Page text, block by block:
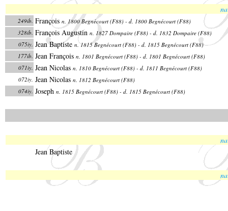
249ib. François n. 1800 Begnécourt (F88) - d. 1800 Begnécourt (F88)
328ib. François Augustin n. 1827 Dompaire (F88) - d. 1832 Dompaire (F88)
075iy. Jean Baptiste n. 1815 Begnécourt (F88) - d. 1815 Begnécourt (F88)
177ib. Jean François n. 1801 Begnécourt (F88) - d. 1801 Begnécourt (F88)
071iy. Jean Nicolas n. 1810 Begnécourt (F88) - d. 1811 Begnécourt (F88)
072iy. Jean Nicolas n. 1812 Begnécourt (F88)
074iy. Joseph n. 1815 Begnécourt (F88) - d. 1815 Begnécourt (F88)
Jean Baptiste